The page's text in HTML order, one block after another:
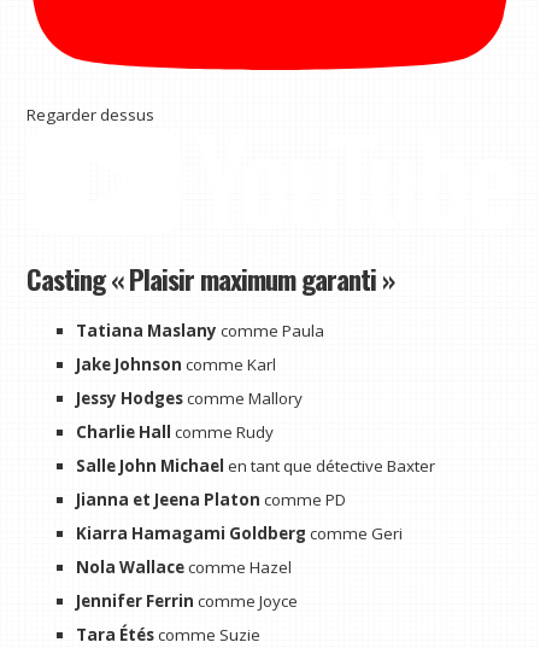
Regarder dessus
Casting « Plaisir maximum garanti »
Tatiana Maslany comme Paula
Jake Johnson comme Karl
Jessy Hodgescomme Mallory
Charlie Hall comme Rudy
Salle John Michael en tant que détective Baxter
Jianna et Jeena Platon comme PD
Kiarra Hamagami Goldberg comme Geri
Nola Wallacecomme Hazel
Jennifer Ferrin comme Joyce
Tara Étéscomme Suzie